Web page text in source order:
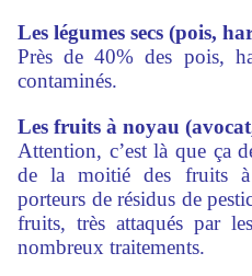
Les légumes secs (pois,
Près de 40% des pois,
contaminés.
Les fruits à noyau
Attention, c’est là que ça
de la moitié des fruits à
porteurs de résidus de
fruits, très attaqués par
nombreux traitements.